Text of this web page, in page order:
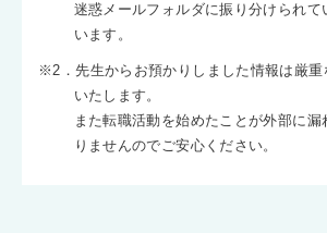
迷惑メールフォルダに振り分けられて
います。
※2．先生からお預かりしました情報は厳重
いたします。
また転職活動を始めたことが外部に漏
りませんのでご安心ください。